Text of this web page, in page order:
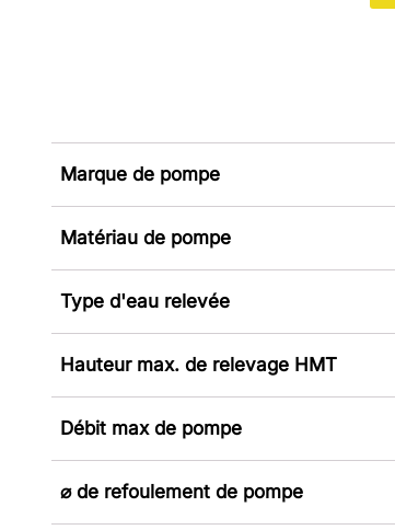
Marque de pompe
Matériau de pompe
Type d'eau relevée
Hauteur max. de relevage HMT
Débit max de pompe
⌀ de refoulement de pompe